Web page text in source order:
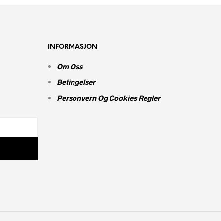
INFORMASJON
Om Oss
Betingelser
Personvern Og Cookies Regler